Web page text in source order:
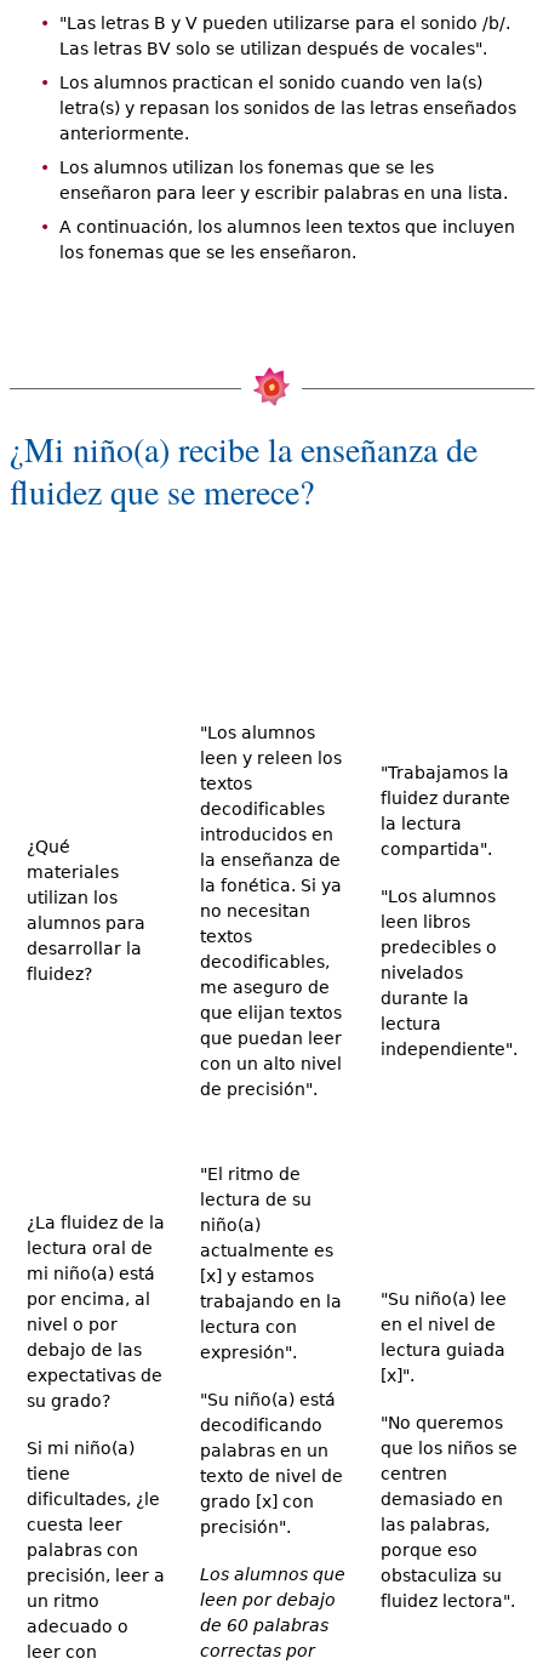
"Las letras B y V pueden utilizarse para el sonido /b/.
Las letras BV solo se utilizan después de vocales".
Los alumnos practican el sonido cuando ven la(s)
letra(s) y repasan los sonidos de las letras enseñados
anteriormente.
Los alumnos utilizan los fonemas que se les
enseñaron para leer y escribir palabras en una lista.
A continuación, los alumnos leen textos que incluyen
los fonemas que se les enseñaron.
¿Mi niño(a) recibe la enseñanza de
fluidez que se merece?
¿Qué
materiales
utilizan los
alumnos para
desarrollar la
fluidez?
"Los alumnos
leen y releen los
textos
decodificables
introducidos en
la enseñanza de
la fonética. Si ya
no necesitan
textos
decodificables,
me aseguro de
que elijan textos
que puedan leer
con un alto nivel
de precisión".
"Trabajamos la
fluidez durante
la lectura
compartida".
"Los alumnos
leen libros
predecibles o
nivelados
durante la
lectura
independiente".
¿La fluidez de la
lectura oral de
mi niño(a) está
por encima, al
nivel o por
debajo de las
expectativas de
su grado?
Si mi niño(a)
tiene
dificultades, ¿le
cuesta leer
palabras con
precisión, leer a
un ritmo
adecuado o
leer con
"El ritmo de
lectura de su
niño(a)
actualmente es
[x] y estamos
trabajando en la
lectura con
expresión".
"Su niño(a) está
decodificando
palabras en un
texto de nivel de
grado [x] con
precisión".
Los alumnos que
leen por debajo
de 60 palabras
correctas por
"Su niño(a) lee
en el nivel de
lectura guiada
[x]".
"No queremos
que los niños se
centren
demasiado en
las palabras,
porque eso
obstaculiza su
fluidez lectora".